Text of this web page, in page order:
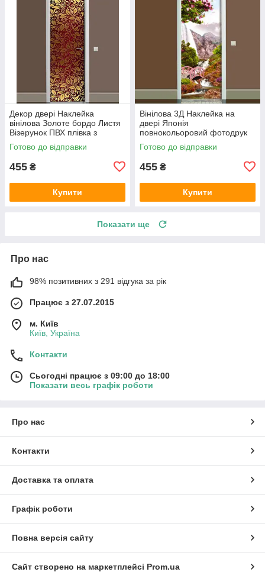
Декор двері Наклейка
вінілова Золоте бордо Листя
Візерунок ПВХ плівка з
ламінуванням 600х1800 мм
Рослини
Готово до відправки
455 ₴
Купити
Вінілова 3Д Наклейка на
двері Японія
повнокольоровий фотодрук
плівка для дверей декор
меблів 600х1800 мм
Готово до відправки
455 ₴
Купити
Показати ще
Про нас
98% позитивних з 291 відгука за рік
Працює з 27.07.2015
м. Київ
Київ, Україна
Контакти
Сьогодні працює з 09:00 до 18:00
Показати весь графік роботи
Про нас
Контакти
Доставка та оплата
Графік роботи
Повна версія сайту
Сайт створено на маркетплейсі Prom.ua